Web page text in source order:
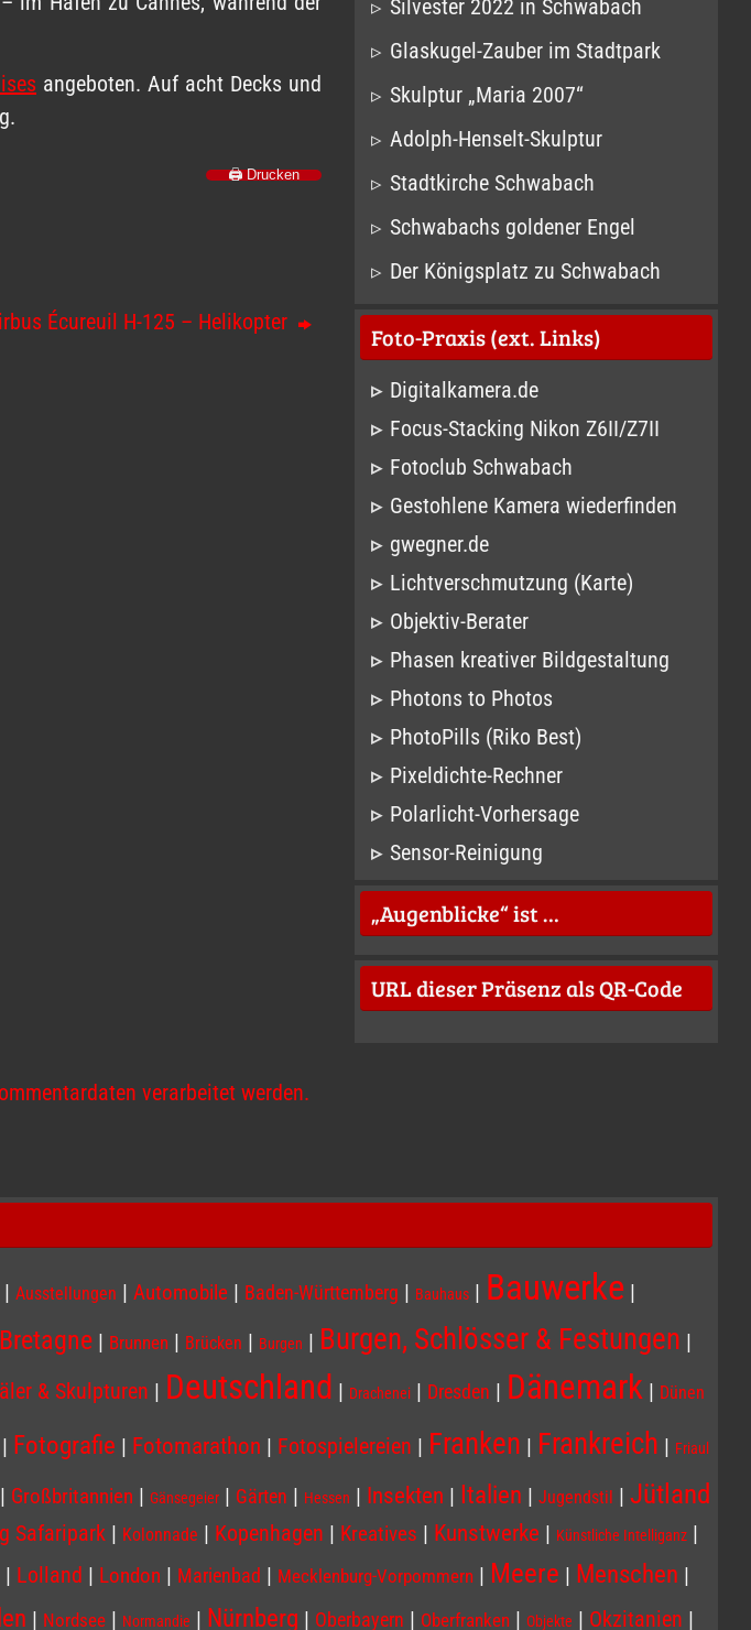
angeboten. Auf acht Decks und
🖨️ Drucken
Écureuil H-125 – Helikopter
verarbeitet werden.
Silvester 2022 in Schwabach
Glaskugel-Zauber im Stadtpark
Skulptur „Maria 2007“
Adolph-Henselt-Skulptur
Stadtkirche Schwabach
Schwabachs goldener Engel
Der Königsplatz zu Schwabach
Foto-Praxis (ext. Links)
Digitalkamera.de
Focus-Stacking Nikon Z6II/Z7II
Fotoclub Schwabach
Gestohlene Kamera wiederfinden
gwegner.de
Lichtverschmutzung (Karte)
Objektiv-Berater
Phasen kreativer Bildgestaltung
Photons to Photos
PhotoPills (Riko Best)
Pixeldichte-Rechner
Polarlicht-Vorhersage
Sensor-Reinigung
„Augenblicke“ ist …
URL dieser Präsenz als QR-Code
| Ausstellungen | Automobile | Baden-Württemberg | Bauhaus | Bauwerke |
Bretagne | Brunnen | Brücken | Burgen | Burgen, Schlösser & Festungen |
& Skulpturen | Deutschland | Drachenei | Dresden | Dänemark | Dünen
| Fotografie | Fotomarathon | Fotospielereien | Franken | Frankreich | Friaul
| Großbritannien | Gänsegeier | Gärten | Hessen | Insekten | Italien | Jugendstil | Jütland
Safaripark | Kolonnade | Kopenhagen | Kreatives | Kunstwerke | Künstliche Intelliganz |
| Lolland | London | Marienbad | Mecklenburg-Vorpommern | Meere | Menschen |
| Nordsee | Normandie | Nürnberg | Oberbayern | Oberfranken | Objekte | Okzitanien |